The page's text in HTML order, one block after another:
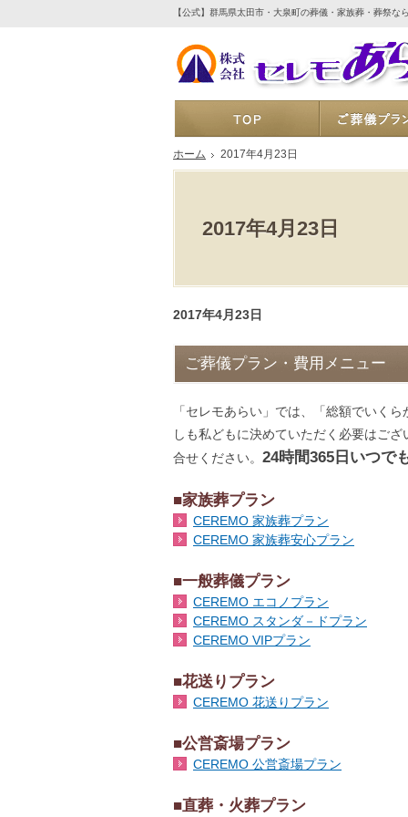
ホーム 2017年4月23日
2017年4月23日
【公式】群馬県太田市・大泉町の葬儀・家族葬・葬祭な
2017年4月23日
ご葬儀プラン・費用メニュー
「セレモあらい」では、「総額でいく
しも私どもに決めていただく必要はご
合せください。 24時間365日いつで
■家族葬プラン
CEREMO 家族葬プラン
CEREMO 家族葬安心プラン
■一般葬儀プラン
CEREMO エコノプラン
CEREMO スタンダ－ドプラン
CEREMO VIPプラン
■花送りプラン
CEREMO 花送りプラン
■公営斎場プラン
CEREMO 公営斎場プラン
■直葬・火葬プラン